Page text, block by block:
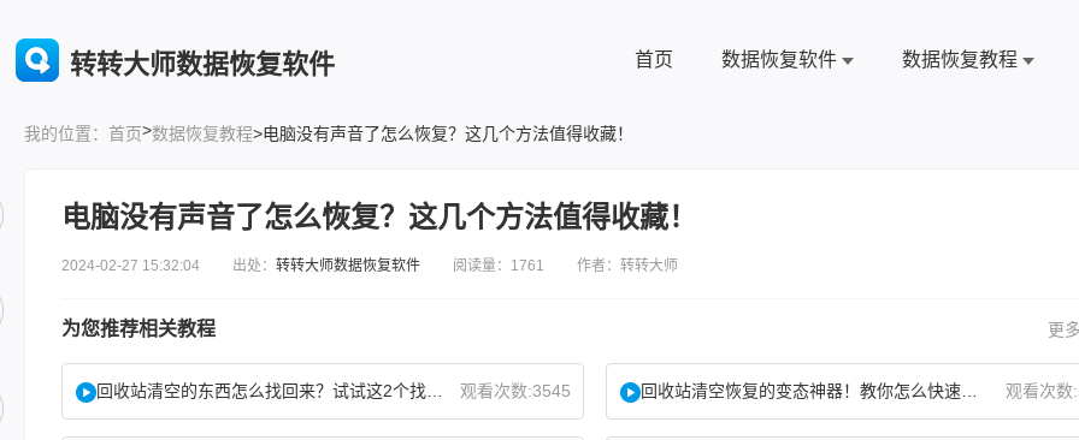
转转大师数据恢复软件 首页 数据恢复软件 数据恢复教程
我的位置： 首页>数据恢复教程>电脑没有声音了怎么恢复？这几个方法值得收藏！
电脑没有声音了怎么恢复？这几个方法值得收藏！
2024-02-27 15:32:04 出处： 转转大师数据恢复软件 阅读量：1761 作者：转转大师
为您推荐相关教程 更
观看次数:3545 观看次数